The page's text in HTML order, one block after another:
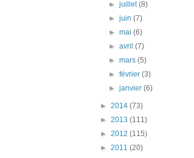
►juillet(8)
►juin(7)
►mai(6)
►avril(7)
►mars(5)
►février(3)
►janvier(6)
► 2014 (73)
► 2013 (111)
► 2012 (115)
► 2011 (20)